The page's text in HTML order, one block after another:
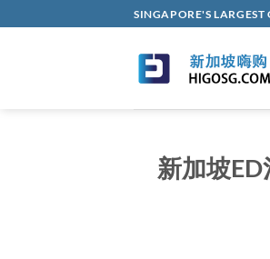
to
SINGAPORE'S
新加坡